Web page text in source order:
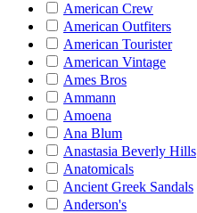
American Crew
American Outfiters
American Tourister
American Vintage
Ames Bros
Ammann
Amoena
Ana Blum
Anastasia Beverly Hills
Anatomicals
Ancient Greek Sandals
Anderson's